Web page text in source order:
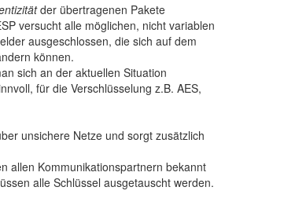
der übertragenen Pakete
versucht alle möglichen, nicht variablen
ausgeschlossen, die sich auf dem
können.
sich an der aktuellen Situation
für die Verschlüsselung z.B. AES,
unsichere Netze und sorgt zusätzlich
allen Kommunikationspartnern bekannt
alle Schlüssel ausgetauscht werden.